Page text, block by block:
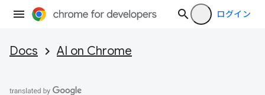
ログイン
Docs AI on Chrome